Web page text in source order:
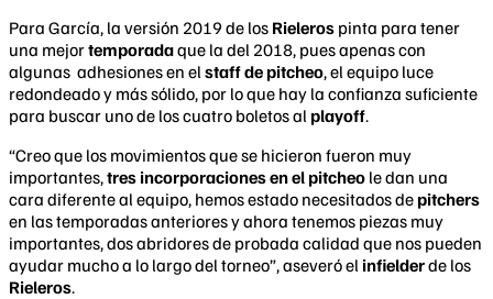
Para García, la versión 2019 de los Rieleros pinta para tener
una mejortemporadaque la del 2018, pues apenas con
algunas adhesiones en el staff de pitcheo, el equipo luce
redondeado y más sólido, por lo que hay la confianza suficiente
para buscar uno de los cuatro boletos al playoff.
“Creo que los movimientos que se hicieron fueron muy
importantes,tres incorporaciones en el pitcheo le dan una
cara diferente al equipo, hemos estado necesitados de pitchers
en las temporadas anteriores y ahora tenemos piezas muy
importantes, dos abridores de probada calidad que nos pueden
ayudar mucho a lo largo del torneo”, aseveró el infielderde los
Rieleros.